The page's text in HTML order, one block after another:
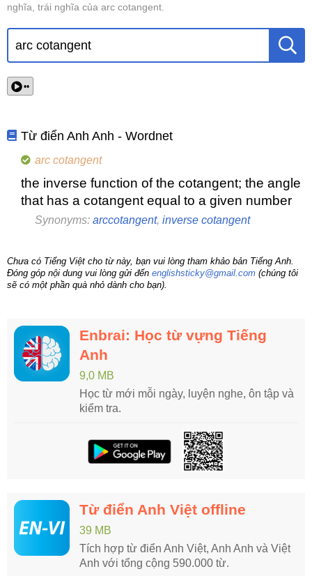
nghĩa, trái nghĩa của arc cotangent.
••
Từ điển Anh Anh - Wordnet
arc cotangent
the inverse function of the cotangent; the angle
that has a cotangent equal to a given number
Synonyms: arccotangent, inverse cotangent
Chưa có Tiếng Việt cho từ này, bạn vui lòng tham khảo bản Tiếng Anh.
Đóng góp nội dung vui lòng gửi đến englishsticky@gmail.com (chúng tôi
sẽ có một phần quà nhỏ dành cho bạn).
Enbrai: Học từ vựng Tiếng
Anh
9,0 MB
Học từ mới mỗi ngày, luyện nghe, ôn tập và
kiểm tra.
Từ điển Anh Việt offline
39 MB
Tích hợp từ điển Anh Việt, Anh Anh và Việt
Anh với tổng cộng 590.000 từ.